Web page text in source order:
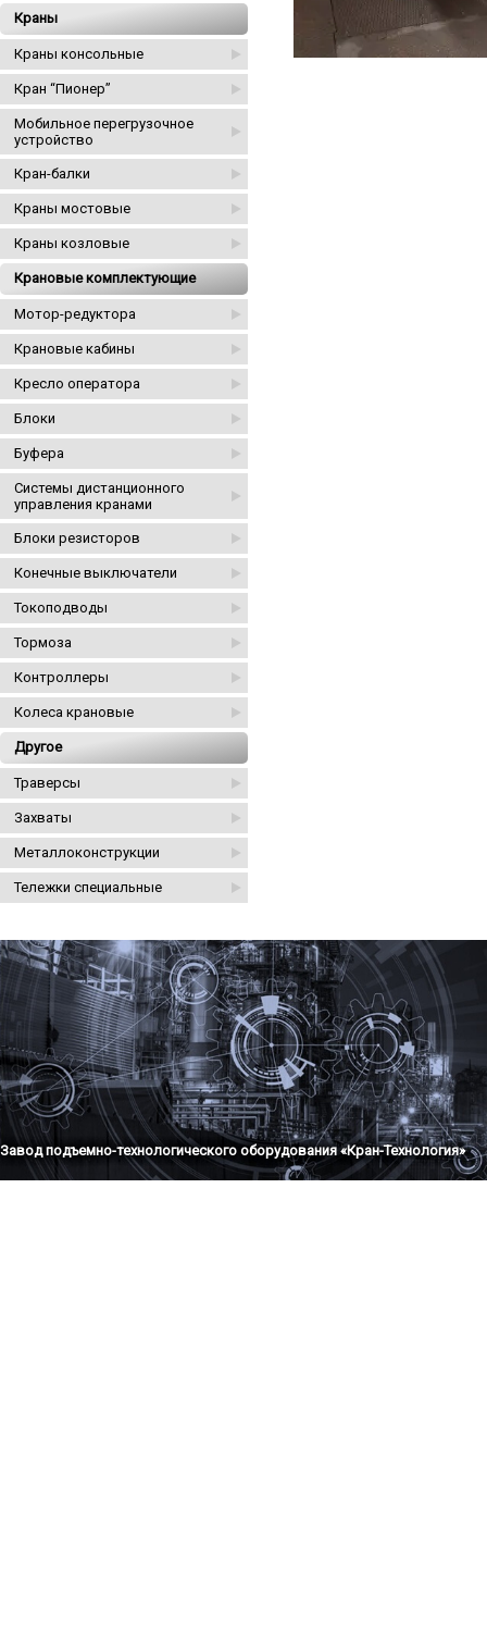
Краны
Краны консольные
Кран “Пионер”
Мобильное перегрузочное
устройство
Кран-балки
Краны мостовые
Краны козловые
Крановые комплектующие
Мотор-редуктора
Крановые кабины
Кресло оператора
Блоки
Буфера
Системы дистанционного
управления кранами
Блоки резисторов
Конечные выключатели
Токоподводы
Тормоза
Контроллеры
Колеса крановые
Другое
Траверсы
Захваты
Металлоконструкции
Тележки специальные
Завод подъемно-технологического оборудования «Кран-Технология»